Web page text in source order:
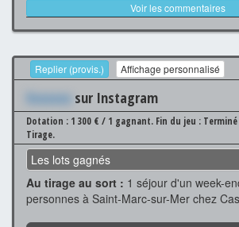
Voir les commentaires
Replier (provis.) Affichage personnalisé
Xxxxxxx sur Instagram
Dotation : 1 300 € / 1 gagnant. Fin du jeu :
Tirage.
Les lots gagnés
Au tirage au sort : 1 séjour d'un week-
personnes à Saint-Marc-sur-Mer chez